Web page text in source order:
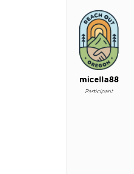
micella88
Participant